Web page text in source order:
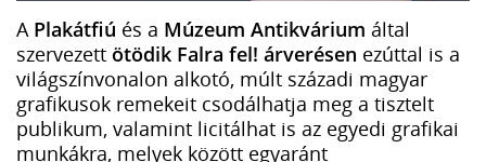
A Plakátfiú és a Múzeum Antikvárium által
szervezett ötödik Falra fel! árverésen ezúttal is a
világszínvonalon alkotó, múlt századi magyar
grafikusok remekeit csodálhatja meg a tisztelt
publikum, valamint licitálhat is az egyedi grafikai
munkákra, melyek között egyaránt